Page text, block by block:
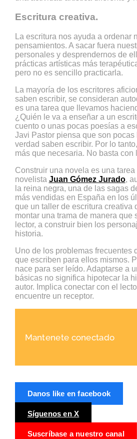
Escritura creativa.
La escritura nos ayuda a ordenar
pensamientos. A sacar fuera
personales y desprendernos de
prácticas artísticas más
pero no es sencillo practicarla.
La mayoría de los escritores
saben escribir, se consideran
es una tarea que llevamos
¿Quién le va a enseñar a un
cuento o unas pocas poesías a
Javi Pastor piensa que son
verdad saben escribir. Por lo
más que necesaria. No basta con
Construir una novela es una tarea
novelista Juan Gómez Jurado,
la reina negra, una de las sagas
más vendidas en España en los
que un taller de escritura creativa
montar una trama de manera que
lector, a construir bien los
historia.
Uno de los problemas frecuentes
que escriben para ellos mismos.
nace para ser leído. Adaptarse a
básicas no significa hipotecar la
autor. Implica conectar con el
encuentre un receptor.
Mantenete conectado
Danos like en facebook
Síguenos en X
Suscríbase a nuestro canal